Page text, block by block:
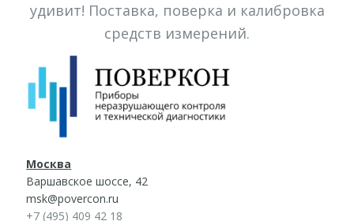
удивит! Поставка, поверка и калибровка
средств измерений.
Москва
Варшавское шоссе, 42
msk@povercon.ru
+7 (495) 409 42 18